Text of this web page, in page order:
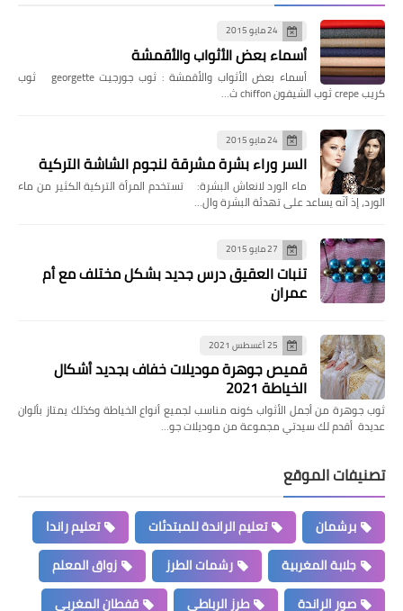
24 مايو 2015
أسماء بعض الأثواب والأقمشة
أسماء بعض الأثواب والأقمشة : ثوب جورجيت georgette ثوب
كريب crepe ثوب الشيفون chiffon ث…
24 مايو 2015
السر وراء بشرة مشرقة لنجوم الشاشة التركية
ماء الورد لانعاش البشرة: تستخدم المرأة التركية الكثير من ماء
الورد، إذ أنّه يساعد على تهدئة البشرة وال…
27 مايو 2015
تنبات العقيق درس جديد بشكل مختلف مع أم
عمران
25 أغسطس 2021
قميص جوهرة موديلات خفاف بجديد أشكال
الخياطة 2021
ثوب جوهرة من أجمل الأثواب كونه مناسب لجميع أنواع الخياطة وكذلك يمتاز بألوان
عديدة أقدم لك سيدتي مجموعة من موديلات جو…
تصنيفات الموقع
برشمان تعليم الراندة للمبتدئات
تعليم راندا
جلابة المغربية
رشمات الطرز
زواق المعلم
صور الراندة
طرز الرباطي قفطان المغربي